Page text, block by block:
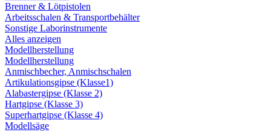
Brenner & Lötpistolen
Arbeitsschalen & Transportbehälter
Sonstige Laborinstrumente
Alles anzeigen
Modellherstellung
Modellherstellung
Anmischbecher, Anmischschalen
Artikulationsgipse (Klasse1)
Alabastergipse (Klasse 2)
Hartgipse (Klasse 3)
Superhartgipse (Klasse 4)
Modellsäge